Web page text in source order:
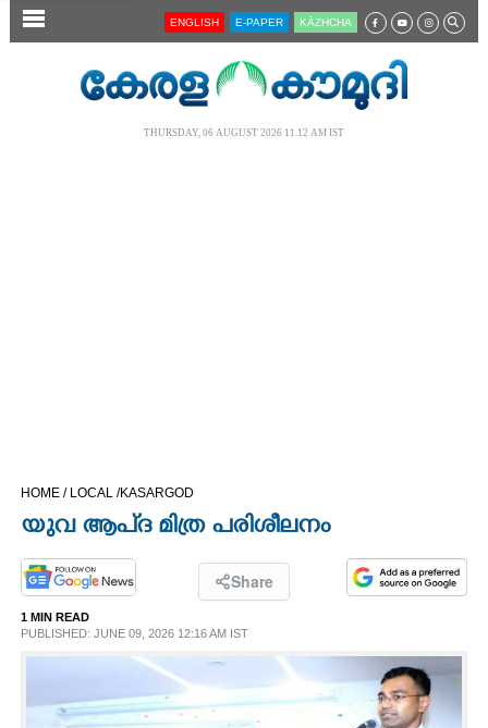
SECTIONS
OPINION
PHOTOS
ENGLISH E-PAPER KĀZHCHA
THURSDAY, 06 AUGUST 2026 11.12 AM IST
HOME / LOCAL /KASARGOD
യുവ ആപ്ദ മിത്ര പരിശീലനം
Share
1 MIN READ
PUBLISHED: JUNE 09, 2026 12:16 AM IST